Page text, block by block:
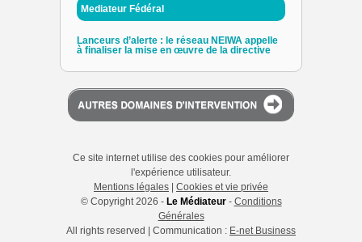
Mediateur Fédéral
Lanceurs d’alerte : le réseau NEIWA appelle
à finaliser la mise en œuvre de la directive
Ce site internet utilise des cookies pour améliorer
l'expérience utilisateur.
Mentions légales
Cookies et vie privée
© Copyright 2026 - Le Médiateur- Conditions
Générales
All rights reserved | Communication : E-net Business